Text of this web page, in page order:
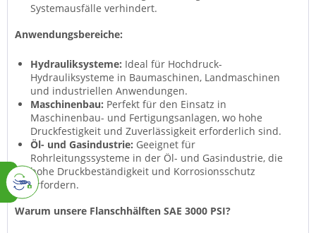
Systemausfälle verhindert.
Anwendungsbereiche:
Hydrauliksysteme: Ideal für Hochdruck-
Hydrauliksysteme in Baumaschinen, Landmaschinen
und industriellen Anwendungen.
Maschinenbau: Perfekt für den Einsatz in
Maschinenbau- und Fertigungsanlagen, wo hohe
Druckfestigkeit und Zuverlässigkeit erforderlich sind.
Öl- und Gasindustrie: Geeignet für
Rohrleitungssysteme in der Öl- und Gasindustrie, die
hohe Druckbeständigkeit und Korrosionsschutz
erfordern.
Warum unsere Flanschhälften SAE 3000 PSI?